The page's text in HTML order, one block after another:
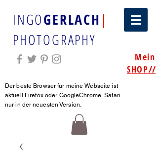
INGOGERLACH |
PHOTOGRAPHY
Mein
SHOP//
Der beste Browser für meine Webseite ist
aktuell Firefox oder GoogleChrome.Safari
nur in der neuesten Version.